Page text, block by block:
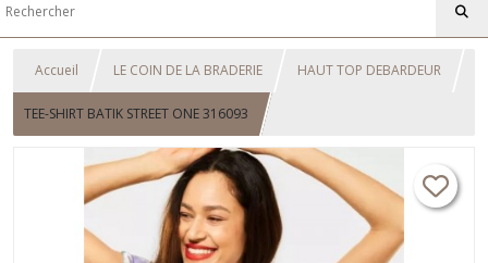
Accueil LE COIN DE LA BRADERIE HAUT TOP DEBARDEUR
TEE-SHIRT BATIK STREET ONE 316093